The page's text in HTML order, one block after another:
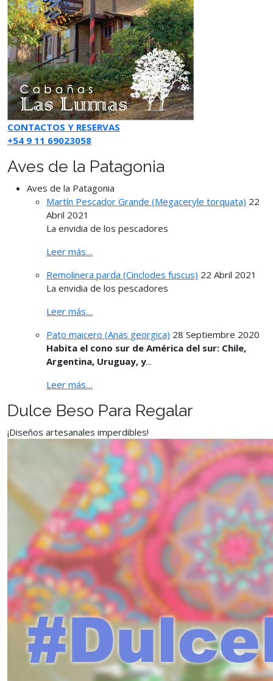
CONTACTOS Y RESERVAS
+54 9 11 69023058
Aves de la Patagonia
Aves de la Patagonia
Martín Pescador Grande (Megaceryle torquata) 22
Abril 2021
La envidia de los pescadores
Leer más…
Remolinera parda (Cinclodes fuscus) 22 Abril 2021
La envidia de los pescadores
Leer más…
Pato maicero (Anas georgica) 28 Septiembre 2020
Habita el cono sur de América del sur: Chile,
Argentina, Uruguay, y...
Leer más…
Dulce Beso Para Regalar
¡Diseños artesanales imperdibles!